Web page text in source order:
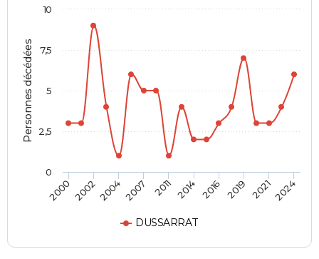
Personnes décédées
DUSSARRAT
2000 200220042007 2011 2014 2016 2019 20212024
0
2,5
5
7,5
10